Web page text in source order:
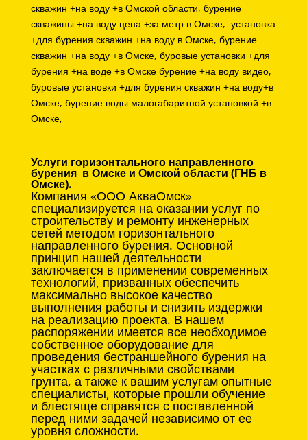
скважин +на воду +в Омской области, бурение
скважины +на воду цена +за метр в Омске, установка
+для бурения скважин +на воду в Омске, бурение
скважин +на воду +в Омске, буровые установки +для
бурения +на воде +в Омске бурение +на воду видео,
буровые установки +для бурения скважин +на воду+в
Омске, бурение воды малогабаритной установкой +в
Омске,
Услуги горизонтального направленного
бурения в Омске и Омской области (ГНБ в
Омске).
Компания «ООО АкваОмск»
специализируется на оказании услуг по
строительству и ремонту инженерных
сетей методом горизонтального
направленного бурения. Основной
принцип нашей деятельности
заключается в применении современных
технологий, призванных обеспечить
максимально высокое качество
выполнения работы и снизить издержки
на реализацию проекта. В нашем
распоряжении имеется все необходимое
собственное оборудование для
проведения бестраншейного бурения на
участках с различными свойствами
грунта, а также к вашим услугам опытные
специалисты, которые прошли обучение
и блестяще справятся с поставленной
перед ними задачей независимо от ее
уровня сложности.